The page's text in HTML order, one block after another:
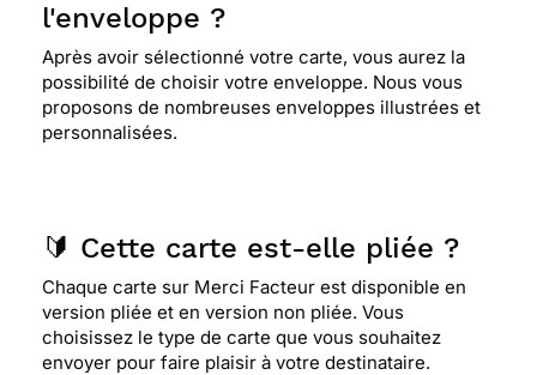
l'enveloppe ?
Après avoir sélectionné votre carte, vous aurez la
possibilité de choisir votre enveloppe. Nous vous
proposons de nombreuses enveloppes illustrées et
personnalisées.
🔰 Cette carte est-elle pliée ?
Chaque carte sur Merci Facteur est disponible en
version pliée et en version non pliée. Vous
choisissez le type de carte que vous souhaitez
envoyer pour faire plaisir à votre destinataire.